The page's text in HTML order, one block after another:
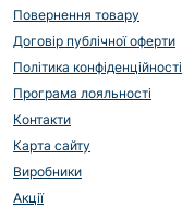
Повернення товару
Договір публічної оферти
Політика конфіденційності
Програма лояльності
Контакти
Карта сайту
Виробники
Акції